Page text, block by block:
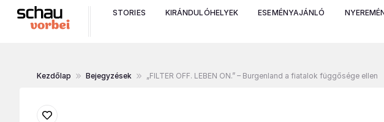
STORIES KIRÁNDULÓHELYEK ESEMÉNYAJÁNLÓ
Kezdőlap Bejegyzések „FILTER OFF. LEBEN ON.” – Burgenland a fiatalok függősége ellen